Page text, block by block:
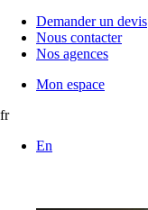
Demander un devis
Nous contacter
Nos agences
Mon espace
fr
En